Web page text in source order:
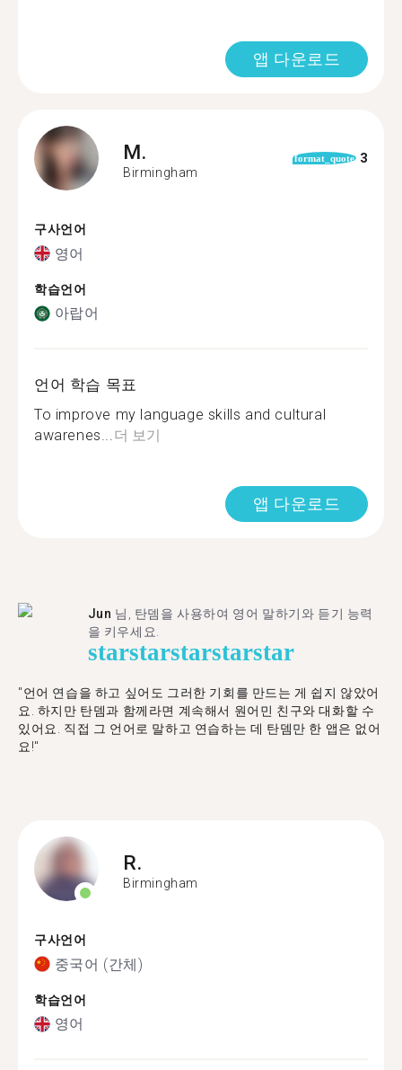
앱 다운로드
M.
Birmingham
format_quote 3
구사언어
영어
학습언어
아랍어
언어 학습 목표
To improve my language skills and cultural
awarenes...더 보기
앱 다운로드
Jun 님, 탄뎀을 사용하여 영어 말하기와 듣기 능력
을 키우세요.
starstarstarstarstar
"언어 연습을 하고 싶어도 그러한 기회를 만드는 게 쉽지 않았어
요. 하지만 탄뎀과 함께라면 계속해서 원어민 친구와 대화할 수
있어요. 직접 그 언어로 말하고 연습하는 데 탄뎀만 한 앱은 없어
요!"
R.
Birmingham
구사언어
중국어 (간체)
학습언어
영어